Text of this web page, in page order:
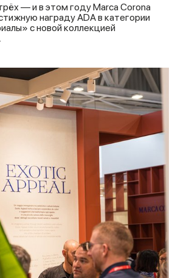
— и в этом году Marca Corona
награду ADA в категории
с новой коллекцией